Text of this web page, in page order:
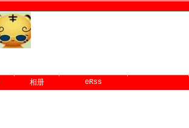
相册 eRss